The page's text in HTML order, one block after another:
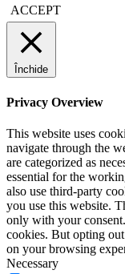
ACCEPT
Închide
Privacy Overview
This website uses
navigate through the
are categorized as
essential for the
also use third-party
you use this website.
only with your
cookies. But opting
on your browsing
Necessary